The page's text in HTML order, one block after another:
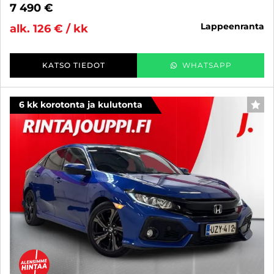
7 490 €
alk. 126 € / kk
lappeenranta
KATSO TIEDOT WHATSAPP
6 kk korotonta ja kulutonta